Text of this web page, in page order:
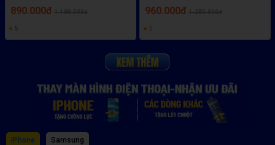
890.000đ
★ 5
960.000đ
★ 5
iPhone Samsung